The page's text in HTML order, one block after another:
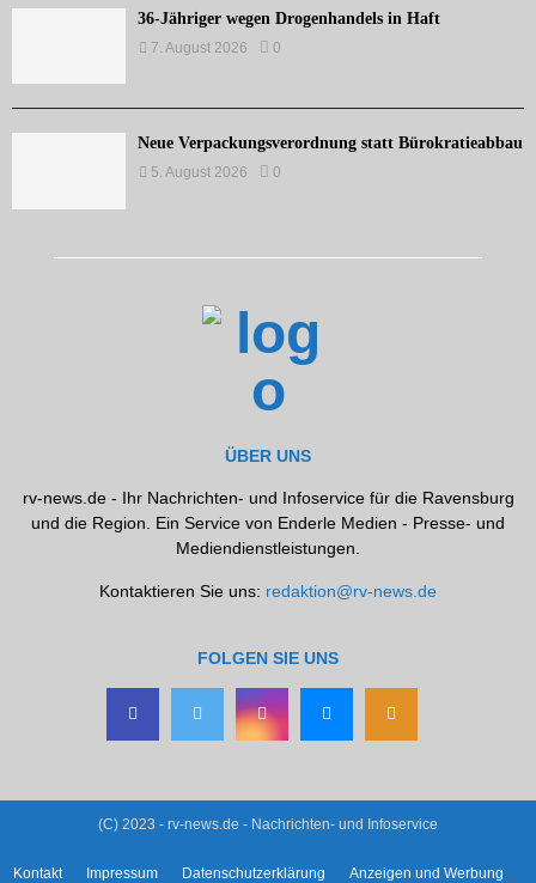
36-Jähriger wegen Drogenhandels in Haft
7. August 2026 0
Neue Verpackungsverordnung statt Bürokratieabbau
5. August 2026 0
ÜBER UNS
rv-news.de - Ihr Nachrichten- und Infoservice für die Ravensburg
und die Region. Ein Service von Enderle Medien - Presse- und
Mediendienstleistungen.
Kontaktieren Sie uns: redaktion@rv-news.de
FOLGEN SIE UNS
(C) 2023 - rv-news.de - Nachrichten- und Infoservice
Kontakt Impressum Datenschutzerklärung
Anzeigen und Werbung